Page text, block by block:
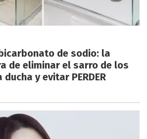
de sodio: la
de eliminar el sarro de los
y evitar PERDER